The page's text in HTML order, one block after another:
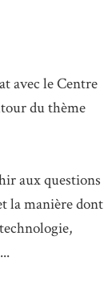
avec le Centre
du thème
aux questions
la manière dont